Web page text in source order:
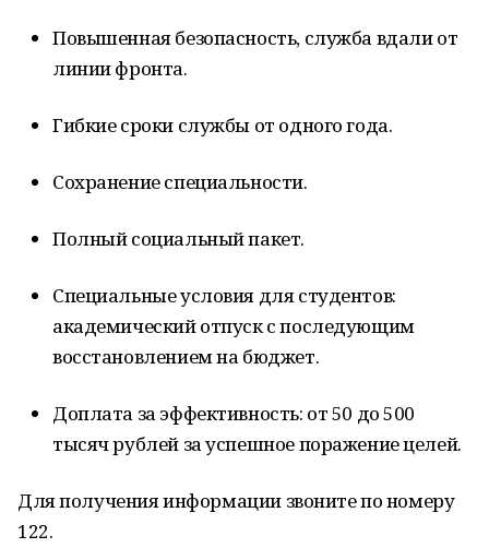
Повышенная безопасность, служба вдали от
линии фронта.
Гибкие сроки службы от одного года.
Сохранение специальности.
Полный социальный пакет.
Специальные условия для студентов:
академический отпуск с последующим
восстановлением на бюджет.
Доплата за эффективность: от 50 до 500
тысяч рублей за успешное поражение целей.
Для получения информации звоните по номеру
122.